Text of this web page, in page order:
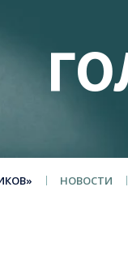
НОВОСТИ